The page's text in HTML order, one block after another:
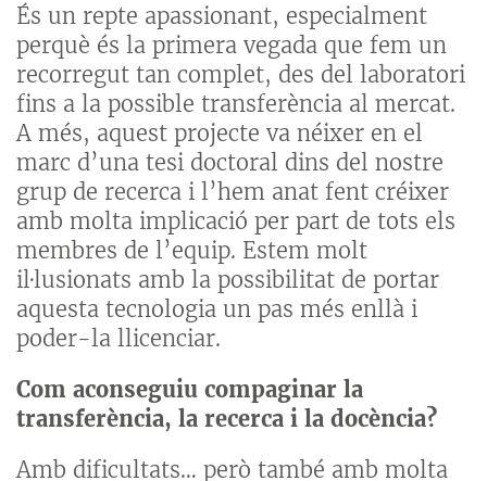
És un repte apassionant, especialment
perquè és la primera vegada que fem un
recorregut tan complet, des del laboratori
fins a la possible transferència al mercat.
A més, aquest projecte va néixer en el
marc d’una tesi doctoral dins del nostre
grup de recerca i l’hem anat fent créixer
amb molta implicació per part de tots els
membres de l’equip. Estem molt
il·lusionats amb la possibilitat de portar
aquesta tecnologia un pas més enllà i
poder-la llicenciar.
Com aconseguiu compaginar la
transferència, la recerca i la docència?
Amb dificultats… però també amb molta